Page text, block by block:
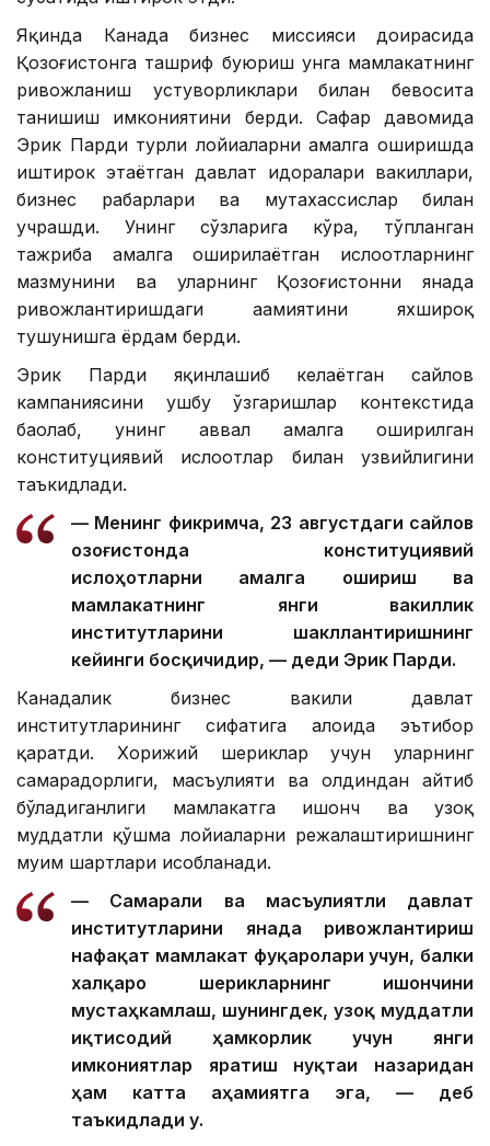
Яқинда Канада бизнес миссияси доирасида
Қозоғистонга ташриф буюриш унга мамлакатнинг
ривожланиш устуворликлари билан бевосита
танишиш имкониятини берди. Сафар давомида
Эрик Парди турли лойиҳаларни амалга оширишда
иштирок этаётган давлат идоралари вакиллари,
бизнес раҳбарлари ва мутахассислар билан
учрашди. Унинг сўзларига кўра, тўпланган
тажриба амалга оширилаётган ислоҳотларнинг
мазмунини ва уларнинг Қозоғистонни янада
ривожлантиришдаги аҳамиятини яхшироқ
тушунишга ёрдам берди.
Эрик Парди яқинлашиб келаётган сайлов
кампаниясини ушбу ўзгаришлар контекстида
баҳолаб, унинг аввал амалга оширилган
конституциявий ислоҳотлар билан узвийлигини
таъкидлади.
— Менинг фикримча, 23 августдаги сайлов
Қозоғистонда конституциявий
ислоҳотларни амалга ошириш ва
мамлакатнинг янги вакиллик
институтларини шакллантиришнинг
кейинги босқичидир, — деди Эрик Парди.
Канадалик бизнес вакили давлат
институтларининг сифатига алоҳида эътибор
қаратди. Хорижий шериклар учун уларнинг
самарадорлиги, масъулияти ва олдиндан айтиб
бўладиганлиги мамлакатга ишонч ва узоқ
муддатли қўшма лойиҳаларни режалаштиришнинг
муҳим шартлари ҳисобланади.
— Самарали ва масъулиятли давлат
институтларини янада ривожлантириш
нафақат мамлакат фуқаролари учун, балки
халқаро шерикларнинг ишончини
мустаҳкамлаш, шунингдек, узоқ муддатли
иқтисодий ҳамкорлик учун янги
имкониятлар яратиш нуқтаи назаридан
ҳам катта аҳамиятга эга, — деб
таъкидлади у.